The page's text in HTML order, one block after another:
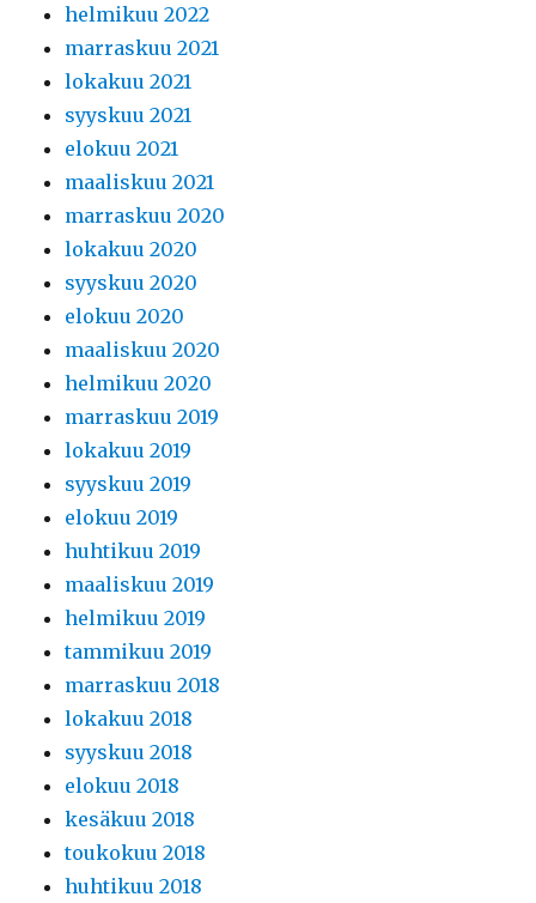
helmikuu 2022
marraskuu 2021
lokakuu 2021
syyskuu 2021
elokuu 2021
maaliskuu 2021
marraskuu 2020
lokakuu 2020
syyskuu 2020
elokuu 2020
maaliskuu 2020
helmikuu 2020
marraskuu 2019
lokakuu 2019
syyskuu 2019
elokuu 2019
huhtikuu 2019
maaliskuu 2019
helmikuu 2019
tammikuu 2019
marraskuu 2018
lokakuu 2018
syyskuu 2018
elokuu 2018
kesäkuu 2018
toukokuu 2018
huhtikuu 2018